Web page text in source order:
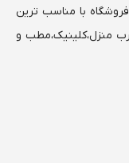
با مناسب ترین
منزل،کلینیک،مطب و